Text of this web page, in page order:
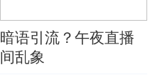
暗语引流？午夜直播
间乱象